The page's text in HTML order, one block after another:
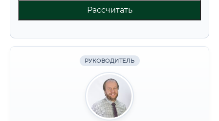
Рассчитать
РУКОВОДИТЕЛЬ